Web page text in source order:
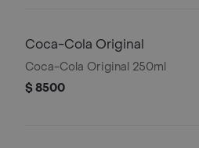
Coca-Cola Original
Coca-Cola Original 250ml
$ 8500